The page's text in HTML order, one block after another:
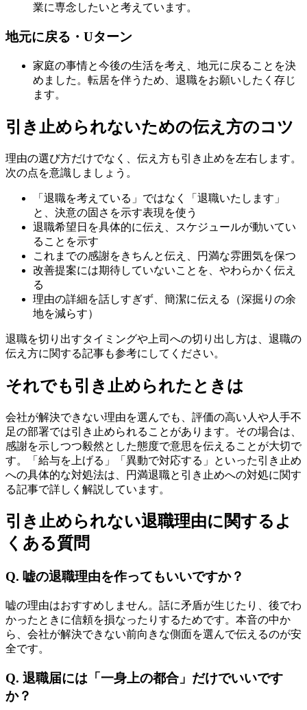
業に専念したいと考えています。
地元に戻る・Uターン
家庭の事情と今後の生活を考え、地元に戻ることを決
めました。転居を伴うため、退職をお願いしたく存じ
ます。
引き止められないための伝え方のコツ
理由の選び方だけでなく、伝え方も引き止めを左右します。
次の点を意識しましょう。
「退職を考えている」ではなく「退職いたします」
と、決意の固さを示す表現を使う
退職希望日を具体的に伝え、スケジュールが動いてい
ることを示す
これまでの感謝をきちんと伝え、円満な雰囲気を保つ
改善提案には期待していないことを、やわらかく伝え
る
理由の詳細を話しすぎず、簡潔に伝える（深掘りの余
地を減らす）
退職を切り出すタイミングや上司への切り出し方は、退職の
伝え方に関する記事も参考にしてください。
それでも引き止められたときは
会社が解決できない理由を選んでも、評価の高い人や人手不
足の部署では引き止められることがあります。その場合は、
感謝を示しつつ毅然とした態度で意思を伝えることが大切で
す。「給与を上げる」「異動で対応する」といった引き止め
への具体的な対処法は、円満退職と引き止めへの対処に関す
る記事で詳しく解説しています。
引き止められない退職理由に関するよ
くある質問
Q. 嘘の退職理由を作ってもいいですか？
嘘の理由はおすすめしません。話に矛盾が生じたり、後でわ
かったときに信頼を損なったりするためです。本音の中か
ら、会社が解決できない前向きな側面を選んで伝えるのが安
全です。
Q. 退職届には「一身上の都合」だけでいいです
か？